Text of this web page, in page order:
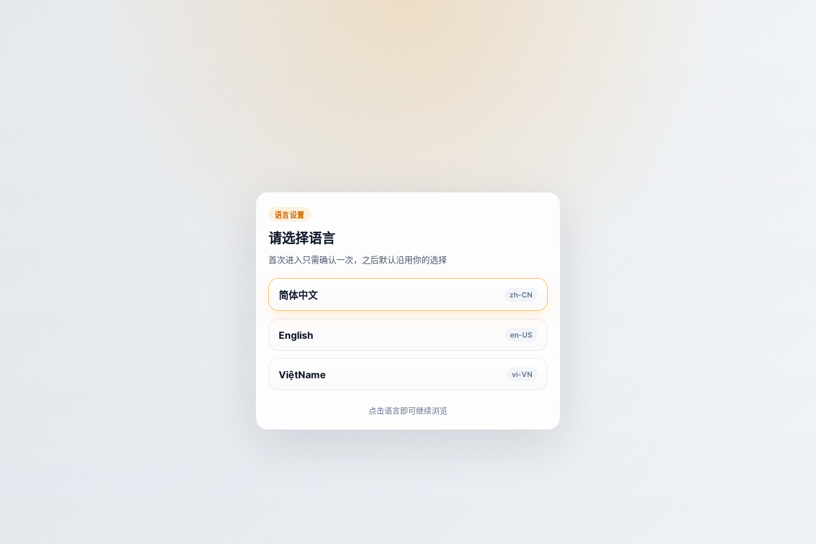
语言设置
请选择语言
首次进入只需确认一次，之后默认沿用你的选择
简体中文 zh-CN
English en-US
ViệtName vi-VN
点击语言即可继续浏览